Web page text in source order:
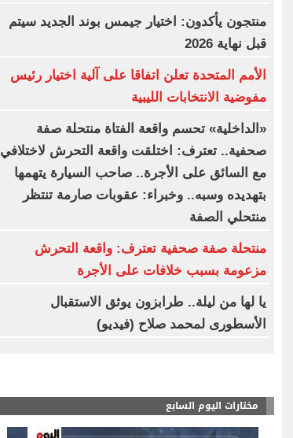
منتجون يأكدون: اختيار جيمس بوند الجديد سيتم
قبل نهاية 2026
الأمم المتحدة تعلن اتفاقا على آلية اختيار رئيس
مفوضية الانتخابات الليبية
«الداخلية» تحسم واقعة الفتاة منتحلة صفة
صحفية.. تعترف: اختلقت واقعة التحرش لاختلافي
مع السائق على الأجرة.. صاحب السيارة يتهمها
بتهديده وسبه.. وخبراء: عقوبات صارمة تنتظر
منتحلي الصفة
منتحلة صفة صحفية تعترف: واقعة التحرش
مزعومة بسبب خلافات على الأجرة
يا لها من ليلة.. طرابزون يوثق الاستقبال
الأسطورى لمحمد صلاح (فيديو)
مختارات اليوم السابع